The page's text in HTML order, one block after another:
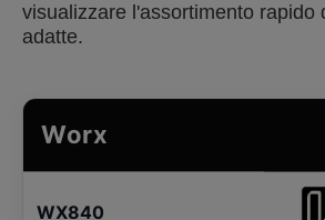
visualizzare l'assortimento rapido
adatte.
Worx
WX840